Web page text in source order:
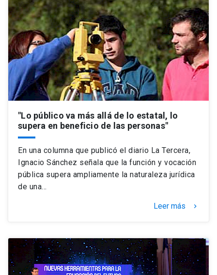
"Lo público va más allá de lo estatal, lo
supera en beneficio de las personas"
En una columna que publicó el diario La Tercera,
Ignacio Sánchez señala que la función y vocación
pública supera ampliamente la naturaleza jurídica
de una…
Leer más keyboard_arrow_right